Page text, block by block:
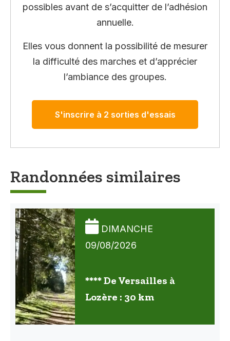
possibles avant de s’acquitter de l’adhésion
annuelle.
Elles vous donnent la possibilité de mesurer
la difficulté des marches et d’apprécier
l’ambiance des groupes.
S'inscrire à 2 sorties d'essais
Randonnées similaires
DIMANCHE
09/08/2026
**** De Versailles à
Lozère : 30 km